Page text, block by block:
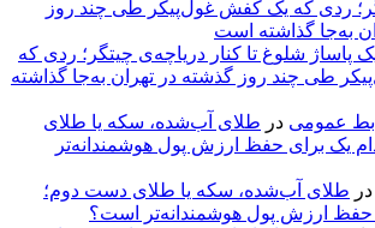
ردی که یک کفش غول‌پیکر طی چند روز
به‌جا گذاشته است
یک پاساژ شلوغ تا کنار دریاچه‌ی چیتگر؛ ردی که
طی چند روز گذشته در تهران به‌جا گذاشته
عمومی در طلای آب‌شده، سکه یا طلای
یک برای حفظ ارزش پول هوشمندانه‌تر
در طلای آب‌شده، سکه یا طلای دست دوم؛
حفظ ارزش پول هوشمندانه‌تر است؟